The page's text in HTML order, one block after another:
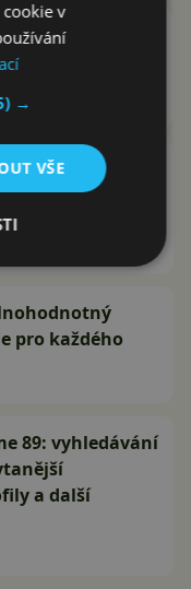
Poradíme,
Duet 5
umí
ohledech
pro každého
89: vyhledávání
a další
v
→
VŠE